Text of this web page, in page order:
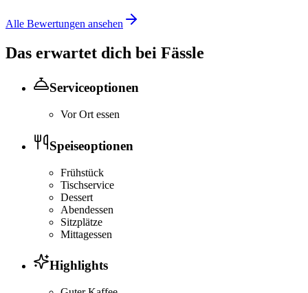
Alle Bewertungen ansehen
Das erwartet dich bei Fässle
Serviceoptionen
Vor Ort essen
Speiseoptionen
Frühstück
Tischservice
Dessert
Abendessen
Sitzplätze
Mittagessen
Highlights